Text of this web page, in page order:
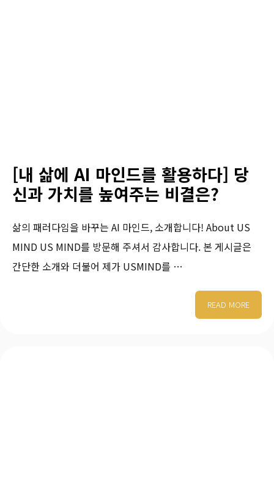
[내 삶에 AI 마인드를 활용하다] 당
신과 가치를 높여주는 비결은?
삶의 패러다임을 바꾸는 AI 마인드, 소개합니다! About US
MIND US MIND를 방문해 주셔서 감사합니다. 본 게시글은
간단한 소개와 더불어 제가 USMIND를 …
READ MORE